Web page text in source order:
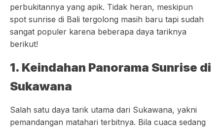
perbukitannya yang apik. Tidak heran, meskipun
spot sunrise di Bali tergolong masih baru tapi sudah
sangat populer karena beberapa daya tariknya
berikut!
1. Keindahan Panorama Sunrise di
Sukawana
Salah satu daya tarik utama dari Sukawana, yakni
pemandangan matahari terbitnya. Bila cuaca sedang